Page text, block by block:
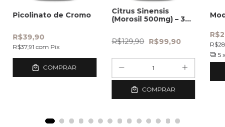
Picolinato de Cromo
R$39,90
R$37,91 com Pix
COMPRAR
Citrus Sinensis
(Morosil 500mg) – 30
R$129,90 R$99,90
COMPRAR
5